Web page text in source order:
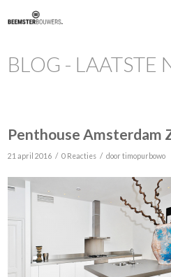
BLOG - LAATSTE
Penthouse Amsterdam
21 april 2016 / 0 Reacties / doortimopurbowo